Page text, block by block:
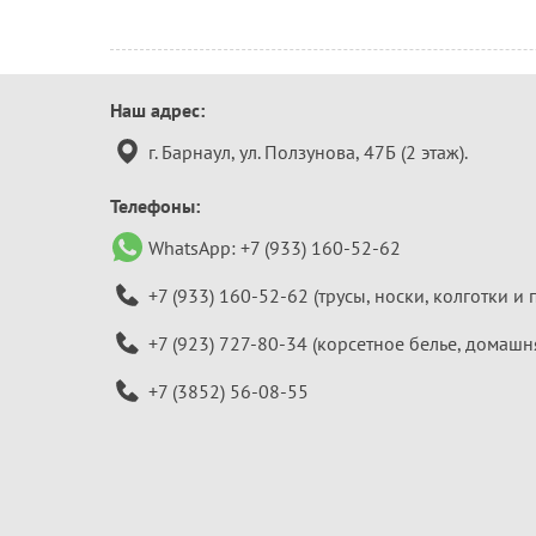
Контактная
информация
Наш адрес:
г. Барнаул, ул. Ползунова, 47Б (2 этаж).
Телефоны:
WhatsApp: +7 (933) 160-52-62
+7 (933) 160-52-62 (трусы, носки, колготки и
+7 (923) 727-80-34 (корсетное белье,
+7 (3852) 56-08-55